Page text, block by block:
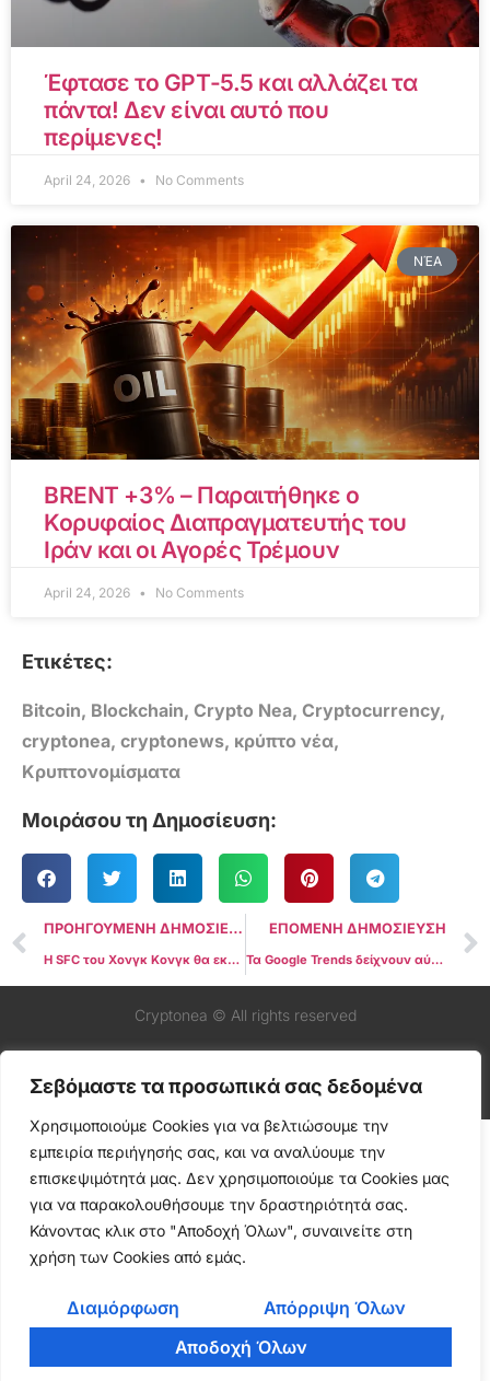
Σεβόμαστε τα προσωπικά σας δεδομένα
Χρησιμοποιούμε Cookies για να βελτιώσουμε την
εμπειρία περιήγησής σας, και να αναλύουμε την
επισκεψιμότητά μας. Δεν χρησιμοποιούμε τα Cookies μας
για να παρακολουθήσουμε την δραστηριότητά σας.
Κάνοντας κλικ στο "Αποδοχή Όλων", συναινείτε στη
χρήση των Cookies από εμάς.
Διαμόρφωση
Απόρριψη Όλων
Αποδοχή Όλων
Έφτασε το GPT-5.5 και αλλάζει τα
πάντα! Δεν είναι αυτό που
περίμενες!
April 24, 2026 No Comments
ΝΈΑ
BRENT +3% – Παραιτήθηκε ο
Κορυφαίος Διαπραγματευτής του
Ιράν και οι Αγορές Τρέμουν
April 24, 2026 No Comments
Ετικέτες:
Bitcoin, Blockchain, Crypto Nea, Cryptocurrency,
cryptonea, cryptonews, κρύπτο νέα,
Κρυπτονομίσματα
Μοιράσου τη Δημοσίευση:
ΠΡΟΗΓΟΥΜΕΝΗ ΔΗΜΟΣΙΕΥΣΗ
Η SFC του Χονγκ Κονγκ θα εκδώσει κατευθυντήριες γραμμές για την αδειοδότηση ανταλλακτηρίων τον Μάιο
ΕΠΟΜΕΝΗ ΔΗΜΟΣΙΕΥΣΗ
Τα Google Trends δείχνουν αύξηση στις αναζητήσεις για το πώς να αγοράσετε χρυσό και Bitcoin εν μέσω τραπεζικής αναταραχής στις ΗΠΑ
Cryptonea © All rights reserved